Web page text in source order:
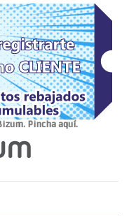
Pincha aquí.